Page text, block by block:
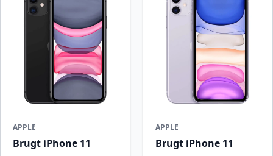
APPLE
Brugt iPhone 11
APPLE
Brugt iPhone 11